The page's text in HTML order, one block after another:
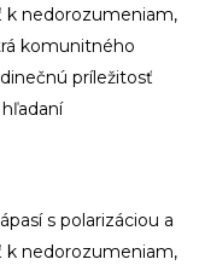
k nedorozumeniam,
komunitného
príležitosť
s polarizáciou a
k nedorozumeniam,